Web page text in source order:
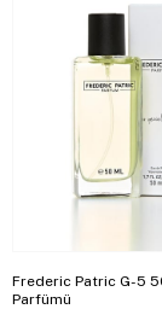
Frederic Patric G-5
Parfümü